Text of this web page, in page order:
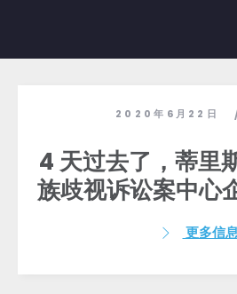
2020年6月22日
4 天过去了，蒂里
族歧视诉讼案中心
更多信